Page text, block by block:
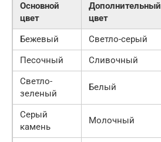
Основной
цвет
Дополнительный
цвет
Бежевый
Светло-серый
Песочный
Сливочный
Светло-
зеленый
Белый
Серый
камень
Молочный